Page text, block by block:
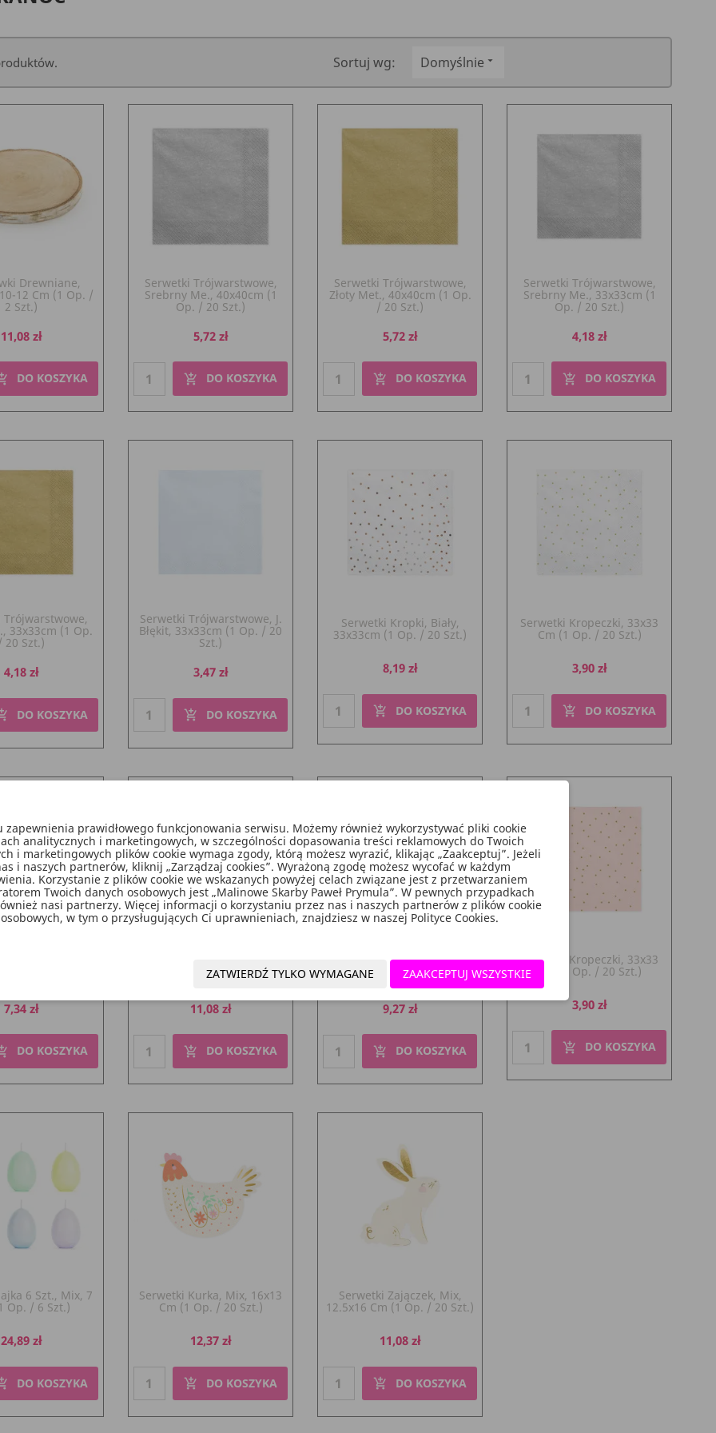
Sortuj wg: Domyślnie 
Drewniane,
12 Cm (1 Op. /
2 Szt.)
Cena
11,08 zł
DO KOSZYKA
Serwetki Trójwarstwowe,
Srebrny Me., 40x40cm (1
Op. / 20 Szt.)
Cena
5,72 zł
add_shopping_cart DO KOSZYKA
Serwetki Trójwarstwowe,
Złoty Met., 40x40cm (1 Op.
/ 20 Szt.)
Cena
5,72 zł
add_shopping_cart DO KOSZYKA
Serwetki Trójwarstwowe,
Srebrny Me., 33x33cm (1
Op. / 20 Szt.)
Cena
4,18 zł
add_shopping_cart DO KOSZYKA
Trójwarstwowe,
33x33cm (1 Op.
20 Szt.)
Cena
4,18 zł
DO KOSZYKA
Serwetki Trójwarstwowe, J.
Błękit, 33x33cm (1 Op. / 20
Szt.)
Cena
3,47 zł
add_shopping_cart DO KOSZYKA
Serwetki Kropki, Biały,
33x33cm (1 Op. / 20 Szt.)
Cena
8,19 zł
add_shopping_cart DO KOSZYKA
Serwetki Kropeczki, 33x33
Cm (1 Op. / 20 Szt.)
Cena
3,90 zł
add_shopping_cart DO KOSZYKA
Cena
7,34 zł
DO KOSZYKA
14.3x12.5 Cm (1 Op. / 20
Szt.)
Cena
11,08 zł
add_shopping_cart DO KOSZYKA
Stół, Śr. 4,5-6,5cm (1 Op. /
6 Szt.)
Cena
9,27 zł
add_shopping_cart DO KOSZYKA
Serwetki Kropeczki, 33x33
Cm (1 Op. / 20 Szt.)
Cena
3,90 zł
add_shopping_cart DO KOSZYKA
6 Szt., Mix, 7
Op. / 6 Szt.)
Cena
24,89 zł
DO KOSZYKA
Serwetki Kurka, Mix, 16x13
Cm (1 Op. / 20 Szt.)
Cena
12,37 zł
add_shopping_cart DO KOSZYKA
Serwetki Zajączek, Mix,
12.5x16 Cm (1 Op. / 20 Szt.)
Cena
11,08 zł
add_shopping_cart DO KOSZYKA
prawidłowego funkcjonowania serwisu. Możemy również wykorzystywać pliki cookie
analitycznych i marketingowych, w szczególności dopasowania treści reklamowych do Twoich
i marketingowych plików cookie wymaga zgody, którą możesz wyrazić, klikając „Zaakceptuj”. Jeżeli
i naszych partnerów, kliknij „Zarządzaj cookies”. Wyrażoną zgodę możesz wycofać w każdym
Korzystanie z plików cookie we wskazanych powyżej celach związane jest z przetwarzaniem
Twoich danych osobowych jest „Malinowe Skarby Paweł Prymula”. W pewnych przypadkach
nasi partnerzy. Więcej informacji o korzystaniu przez nas i naszych partnerów z plików cookie
w tym o przysługujących Ci uprawnieniach, znajdziesz w naszej Polityce Cookies.
ZAAKCEPTUJ WSZYSTKIE
ZATWIERDŹ TYLKO WYMAGANE